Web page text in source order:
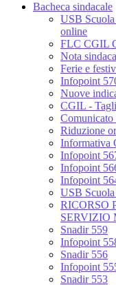
Bacheca sindacale
USB
online
FLC CGIL
Nota
Ferie e
Infopoint
Nuove
CGIL -
Comunicato
Riduzione
Informativa
Infopoint
Infopoint
Infopoint
USB
RICORSO
SERVIZIO
Snadir 559
Infopoint
Snadir 556
Infopoint
Snadir 553